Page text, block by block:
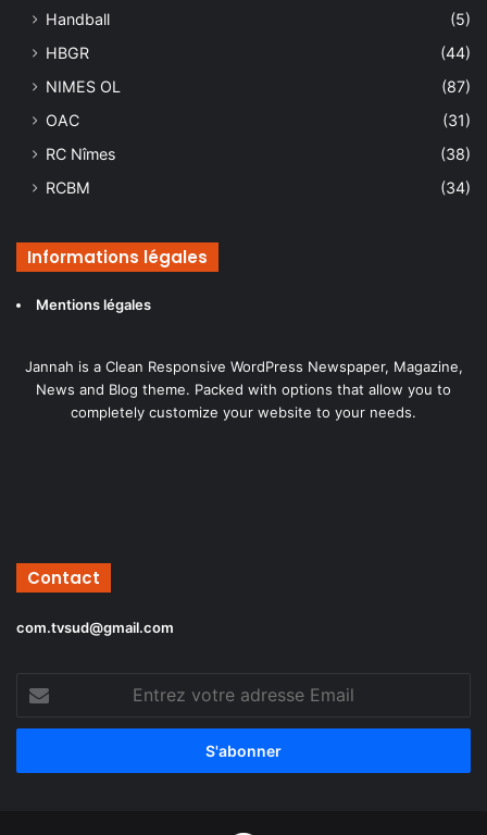
Handball
(5)
HBGR
(44)
NIMES OL
(87)
OAC
(31)
RC Nîmes
(38)
RCBM
(34)
Informations légales
Mentions légales
Jannah is a Clean Responsive WordPress Newspaper, Magazine,
News and Blog theme. Packed with options that allow you to
completely customize your website to your needs.
Contact
com.tvsud@gmail.com
votre
adresse